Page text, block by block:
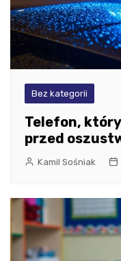
Bez kategorii
Telefon,
przed
Kamil Sośniak